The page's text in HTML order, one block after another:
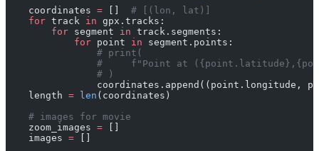
    coordinates
=
# [(lon, lat)]
    for
track in gpx.tracks:
        for
segment in track.segments:
            for
point in segment.points:
                # print(
#     f"Point at
                # )
coordinates.append((point.longitude,
    length
= len (coordinates)
    # images for movie
    zoom_images
=
    images
=